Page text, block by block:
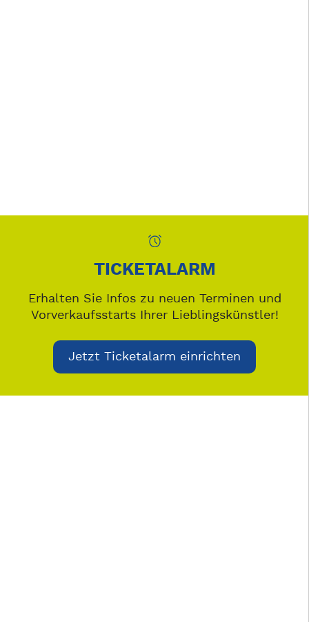
TICKETALARM
Erhalten Sie Infos zu neuen Terminen und
Vorverkaufsstarts Ihrer Lieblingskünstler!
Jetzt Ticketalarm einrichten